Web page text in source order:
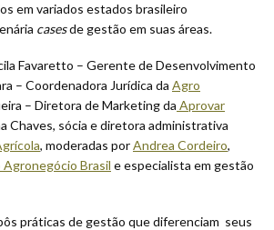
em variados estados brasileiro
casesde gestão em suas áreas.
Favaretto – Gerente de Desenvolvimento
– Coordenadora Jurídica da Agro
– Diretora de Marketing da Aprovar
Chaves, sócia e diretora administrativa
, moderadas porAndrea Cordeiro,
Brasil e especialista em gestão
práticas de gestão que diferenciam seus